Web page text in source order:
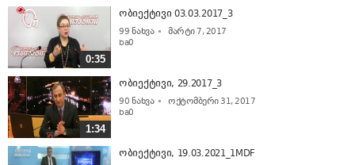
0:35
ობიექტივი 03.03.2017_3
99 ნახვა
მარტი 7, 2017
ba0
1:34
ობიექტივი, 29.2017_3
90 ნახვა
ოქტომბერი 31, 2017
ba0
ობიექტივი, 19.03.2021_1MDF